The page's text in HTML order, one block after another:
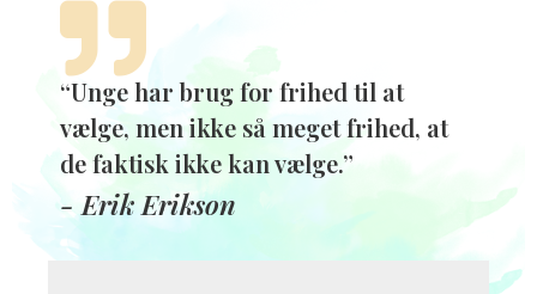
“Unge har brug for frihed til at
vælge, men ikke så meget frihed, at
de faktisk ikke kan vælge.”
- Erik Erikson